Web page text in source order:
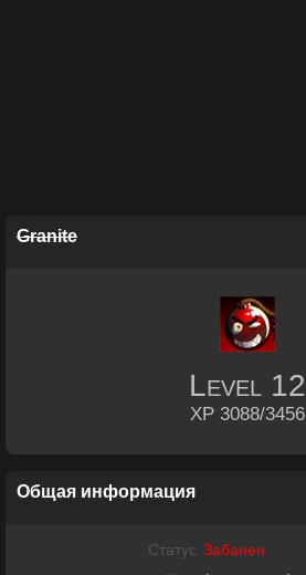
Granite
Level 12
XP 3088/3456
Общая информация
Статус Забанен